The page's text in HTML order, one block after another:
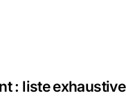
: liste exhaustive